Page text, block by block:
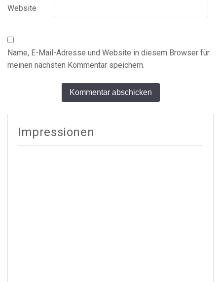
Website
Name, E-Mail-Adresse und Website in diesem Browser für
meinen nächsten Kommentar speichern.
Impressionen